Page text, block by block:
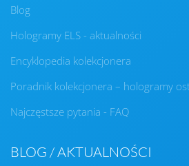
Blog
Hologramy ELS - aktualności
Encyklopedia kolekcjonera
Poradnik kolekcjonera – hologramy
Najczęstsze pytania - FAQ
BLOG / AKTUALNOŚCI